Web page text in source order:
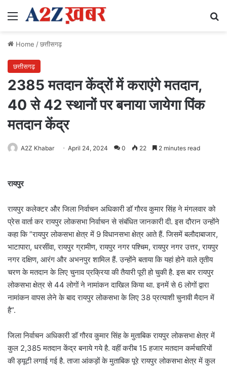
Menu
Home /छत्तीसगढ़
छत्तीसगढ़
2385 मतदान केंद्रों में कराएंगे मतदान,
40 से 42 स्थानों पर बनाया जायेगा पिंक
मतदान केंद्र
A2Z Khabar April 24, 2024 0 22 2 minutes read
रायपुर
रायपुर कलेक्टर और जिला निर्वाचन अधिकारी डॉ गौरव कुमार सिंह ने मंगलवार को
प्रेस वार्ता कर रायपुर लोकसभा निर्वाचन से संबंधित जानकारी दी. इस दौरान उन्होंने
कहा कि ”रायपुर लोकसभा क्षेत्र में 9 विधानसभा क्षेत्र आते हैं. जिसमें बलौदाबाजार,
भाटापारा, धरसींवा, रायपुर ग्रामीण, रायपुर नगर पश्चिम, रायपुर नगर उत्तर, रायपुर
नगर दक्षिण, आरंग और अभनपुर शामिल हैं. उन्होंने बताया कि यहां होने वाले तृतीय
चरण के मतदान के लिए चुनाव प्रक्रिया की तैयारी पूरी हो चुकी है. इस बार रायपुर
लोकसभा क्षेत्र से 44 लोगों ने नामांकन दाखिल किया था. इनमें से 6 लोगों द्वारा
नामांकन वापस लेने के बाद रायपुर लोकसभा के लिए 38 प्रत्याशी चुनावी मैदान में
है”.
जिला निर्वाचन अधिकारी डॉ गौरव कुमार सिंह के मुताबिक रायपुर लोकसभा क्षेत्र में
कुल 2,385 मतदान केंद्र बनाये गये है. वहीं करीब 15 हजार मतदान कर्मचारियों
की ड्यूटी लगाई गई है. ताजा आंकड़ों के मुताबिक पूरे रायपुर लोकसभा क्षेत्र में कुल